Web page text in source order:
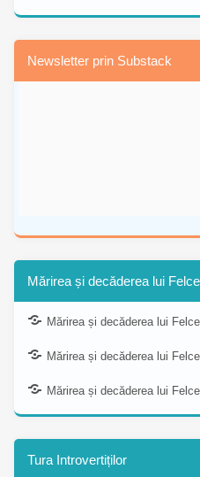
Newsletter prin Substack
Mărirea și decăderea lui
Mărirea și decăderea lui
Mărirea și decăderea lui
Mărirea și decăderea lui
Tura Introvertiților